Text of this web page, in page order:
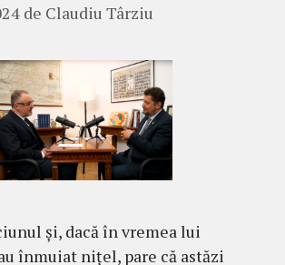
de Claudiu Târziu
și, dacă în vremea lui
înmuiat nițel, pare că astăzi